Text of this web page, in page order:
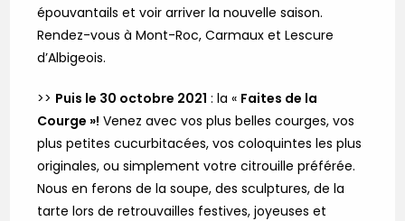
épouvantails et voir arriver la nouvelle saison.
Rendez-vous à Mont-Roc, Carmaux et Lescure
d’Albigeois.
>> Puis le 30 octobre 2021 : la « Faites de la
Courge »! Venez avec vos plus belles courges, vos
plus petites cucurbitacées, vos coloquintes les plus
originales, ou simplement votre citrouille préférée.
Nous en ferons de la soupe, des sculptures, de la
tarte lors de retrouvailles festives, joyeuses et